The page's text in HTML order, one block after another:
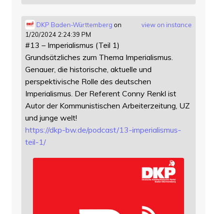
view on instance
DKP Baden-Württemberg on
1/20/2024 2:24:39 PM
#13 – Imperialismus (Teil 1)
Grundsätzliches zum Thema Imperialismus.
Genauer, die historische, aktuelle und
perspektivische Rolle des deutschen
Imperialismus. Der Referent Conny Renkl ist
Autor der Kommunistischen Arbeiterzeitung, UZ
und junge welt!
https://dkp-bw.de/podcast/13-imperialismus-
teil-1/